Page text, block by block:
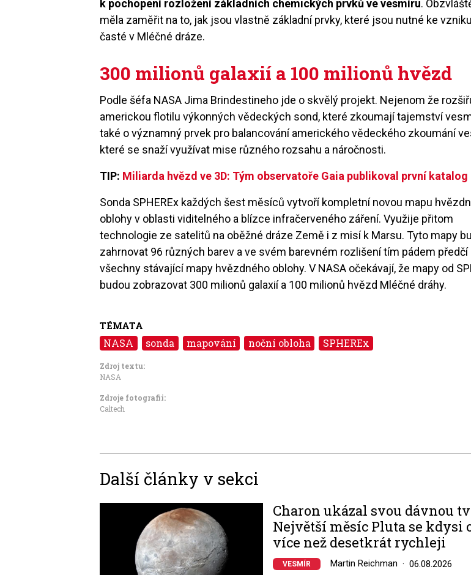
k pochopení rozložení základních chemických prvků ve vesmíru.
měla zaměřit na to, jak jsou vlastně základní prvky, které jsou nutné ke
časté v Mléčné dráze.
300 milionů galaxií a 100 milionů hvězd
Podle šéfa NASA Jima Brindestineho jde o skvělý projekt. Nejenom že
americkou flotilu výkonných vědeckých sond, které zkoumají tajemství
také o významný prvek pro balancování amerického vědeckého zkoumání
které se snaží využívat mise různého rozsahu a náročnosti.
TIP: Miliarda hvězd ve 3D: Tým observatoře Gaia publikoval první katalog
Sonda SPHEREx každých šest měsíců vytvoří kompletní novou mapu
oblohy v oblasti viditelného a blízce infračerveného záření. Využije přitom
technologie ze satelitů na oběžné dráze Země i z misí k Marsu. Tyto mapy
zahrnovat 96 různých barev a ve svém barevném rozlišení tím pádem předčí
všechny stávající mapy hvězdného oblohy. V NASA očekávají, že mapy od
budou zobrazovat 300 milionů galaxií a 100 milionů hvězd Mléčné dráhy.
TÉMATA
NASA sonda mapování noční obloha SPHEREx
Zdroj textu:
NASA
Zdroje fotografii:
Caltech
Další články v sekci
Charon ukázal svou dávnou
Největší měsíc Pluta se kdysi
více než desetkrát rychleji
VESMÍR Martin Reichman 06.08.2026